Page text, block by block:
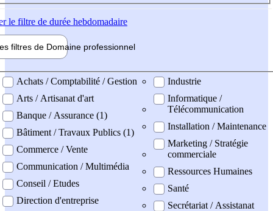
le filtre de durée hebdomadaire
filtres de Domaine professionnel
professionel
Achats / Comptabilité / Gestion
Arts / Artisanat d'art
Banque / Assurance (1)
Bâtiment / Travaux Publics (1)
Commerce / Vente
Communication / Multimédia
Conseil / Etudes
Direction d'entreprise
Industrie
Informatique /
Télécommunication
Installation / Maintenance
Marketing / Stratégie
commerciale
Ressources Humaines
Santé
Secrétariat / Assistanat